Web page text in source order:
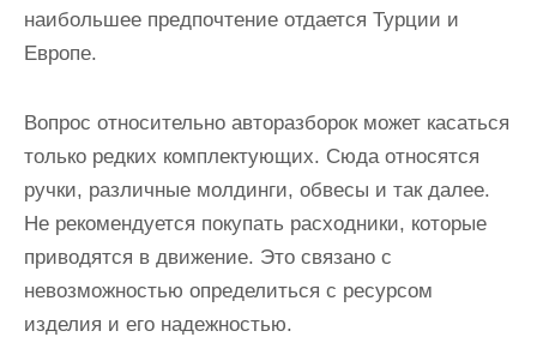
наибольшее предпочтение отдается Турции и
Европе.
Вопрос относительно авторазборок может касаться
только редких комплектующих. Сюда относятся
ручки, различные молдинги, обвесы и так далее.
Не рекомендуется покупать расходники, которые
приводятся в движение. Это связано с
невозможностью определиться с ресурсом
изделия и его надежностью.